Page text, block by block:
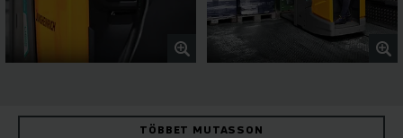
TÖBBET MUTASSON